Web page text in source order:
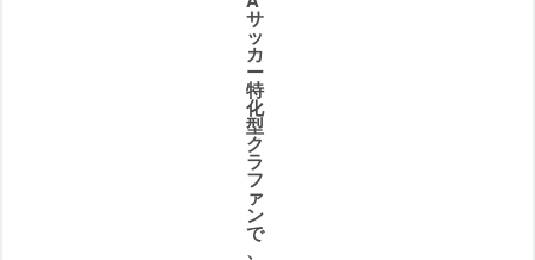
サ
ッ
カ
ー
特
化
型
ク
ラ
フ
ァ
ン
で
、